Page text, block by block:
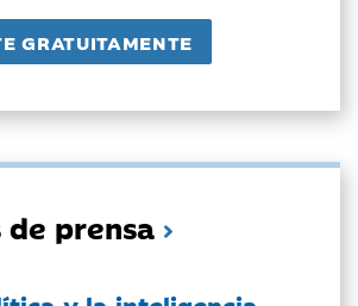
prensa